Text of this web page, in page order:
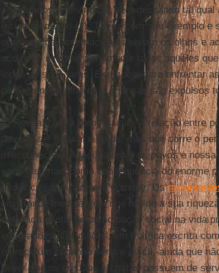
segregados e reivindicar sem descanso tal
insistentemente (1). Talvez com seu exemplo
organizações internacionais abram os olhos e
acolher e integrar plenamente todos aqueles
longe de seus lares. E também para enfrentar
de homens, mulheres e crianças são expulsos
3) Revitalizem a democracia! "A relação entre
deveria ser natural e fluída, mas que corre o
irreconhecível. A lacuna entre os povos e
cada vez mais como consequência do enorme
midiáticos que parecem dominar. Os
em grande medida, é aí que reside a sua
dinâmica e vital de participação social na vida
em grandes discussões, em Política escrita
oferece um caminho sério e difícil -ainda que
dever que os cristãos e cristãs possuem de